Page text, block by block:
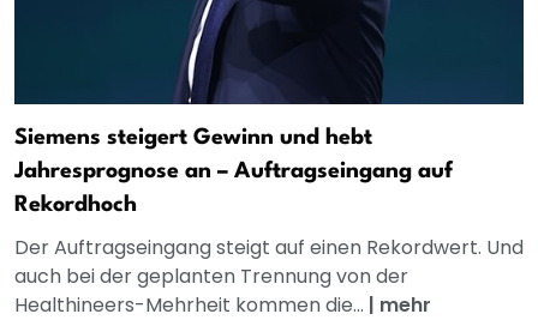
Siemens steigert Gewinn und hebt
Jahresprognose an – Auftragseingang auf
Rekordhoch
Der Auftragseingang steigt auf einen Rekordwert. Und
auch bei der geplanten Trennung von der
Healthineers-Mehrheit kommen die... | mehr